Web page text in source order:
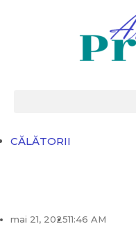
CĂLĂTORII
mai 21, 202511:46 AM